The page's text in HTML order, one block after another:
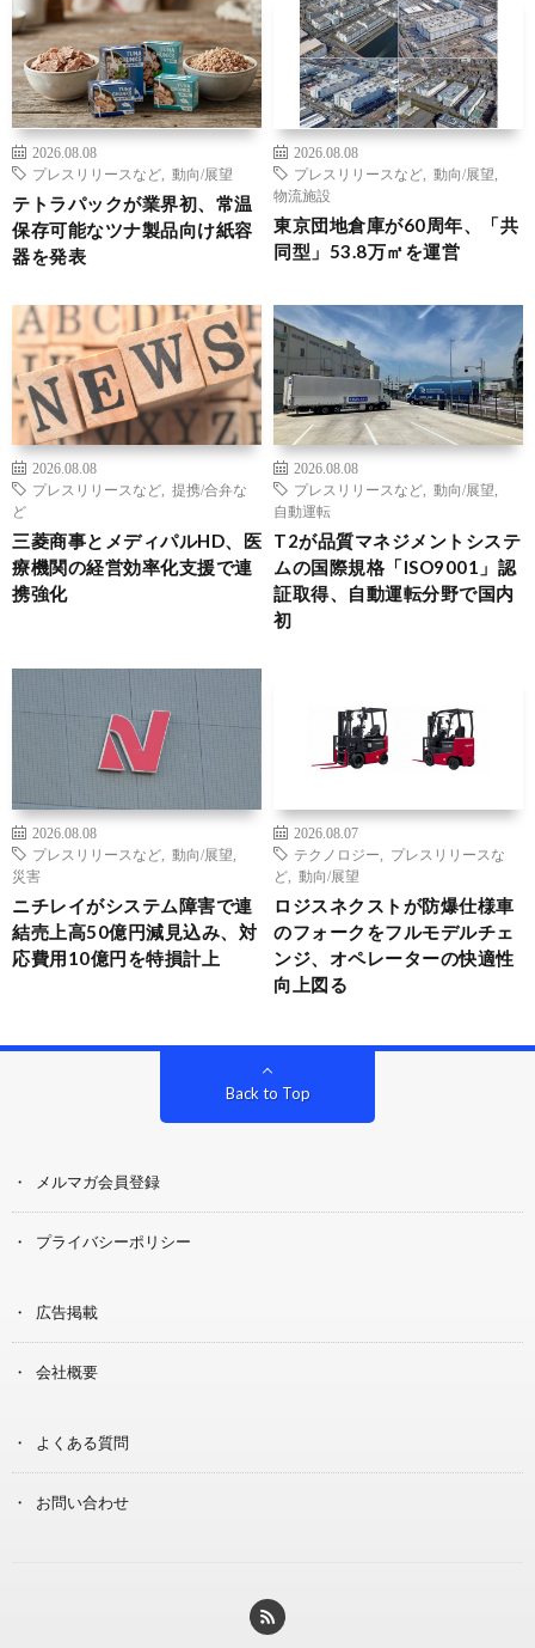
2026.08.08
プレスリリースなど
動向/展望
テトラパックが業界初、常温
保存可能なツナ製品向け紙容
器を発表
2026.08.08
プレスリリースなど
動向/展望
物流施設
東京団地倉庫が60周年、「共
同型」53.8万㎡を運営
2026.08.08
プレスリリースなど
提携/合弁な
ど
三菱商事とメディパルHD、医
療機関の経営効率化支援で連
携強化
2026.08.08
プレスリリースなど
動向/展望
自動運転
T2が品質マネジメントシステ
ムの国際規格「ISO9001」認
証取得、自動運転分野で国内
初
2026.08.08
プレスリリースなど
動向/展望
災害
ニチレイがシステム障害で連
結売上高50億円減見込み、対
応費用10億円を特損計上
2026.08.07
テクノロジー
プレスリリースな
ど
動向/展望
ロジスネクストが防爆仕様車
のフォークをフルモデルチェ
ンジ、オペレーターの快適性
向上図る
Back to Top
メルマガ会員登録
プライバシーポリシー
広告掲載
会社概要
よくある質問
お問い合わせ